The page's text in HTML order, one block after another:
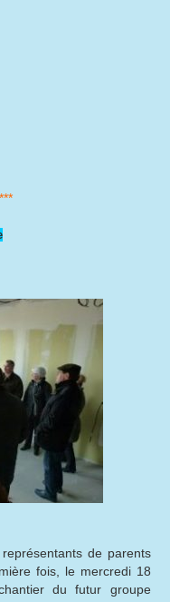
de parents
fois, le mercredi 18
du futur groupe